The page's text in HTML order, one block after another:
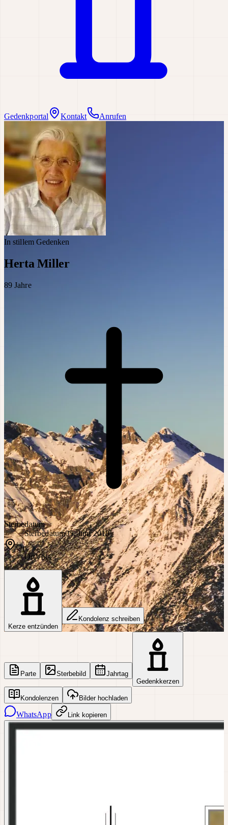
Gedenkportal Kontakt Anrufen
In stillem Gedenken
Herta Miller
89 Jahre
Sterbedatum
Sterbedatum05. Juni 2018
Ort
OrtVöls
Kerze entzünden
Kondolenz schreiben
Parte Sterbebild
Jahrtag
Gedenkkerzen
Kondolenzen Bilder hochladen
WhatsApp Link kopieren